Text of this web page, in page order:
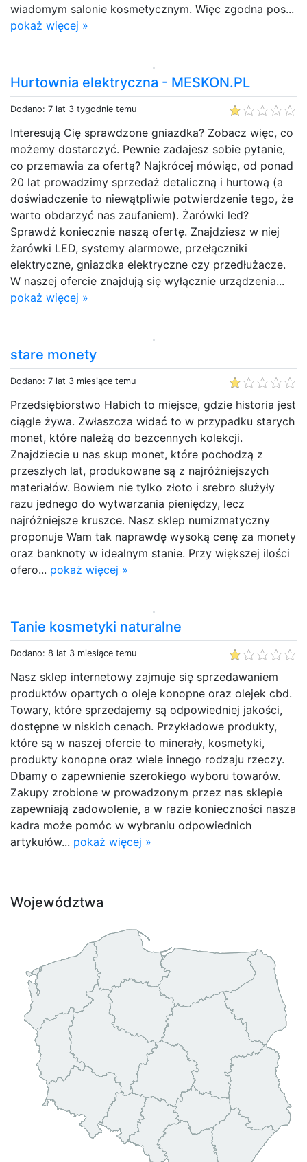
wiadomym salonie kosmetycznym. Więc zgodna pos...
pokaż więcej »
Hurtownia elektryczna - MESKON.PL
Dodano: 7 lat 3 tygodnie temu
Interesują Cię sprawdzone gniazdka? Zobacz więc, co
możemy dostarczyć. Pewnie zadajesz sobie pytanie,
co przemawia za ofertą? Najkrócej mówiąc, od ponad
20 lat prowadzimy sprzedaż detaliczną i hurtową (a
doświadczenie to niewątpliwie potwierdzenie tego, że
warto obdarzyć nas zaufaniem). Żarówki led?
Sprawdź koniecznie naszą ofertę. Znajdziesz w niej
żarówki LED, systemy alarmowe, przełączniki
elektryczne, gniazdka elektryczne czy przedłużacze.
W naszej ofercie znajdują się wyłącznie urządzenia...
pokaż więcej »
stare monety
Dodano: 7 lat 3 miesiące temu
Przedsiębiorstwo Habich to miejsce, gdzie historia jest
ciągle żywa. Zwłaszcza widać to w przypadku starych
monet, które należą do bezcennych kolekcji.
Znajdziecie u nas skup monet, które pochodzą z
przeszłych lat, produkowane są z najróżniejszych
materiałów. Bowiem nie tylko złoto i srebro służyły
razu jednego do wytwarzania pieniędzy, lecz
najróżniejsze kruszce. Nasz sklep numizmatyczny
proponuje Wam tak naprawdę wysoką cenę za monety
oraz banknoty w idealnym stanie. Przy większej ilości
ofero... pokaż więcej »
Tanie kosmetyki naturalne
Dodano: 8 lat 3 miesiące temu
Nasz sklep internetowy zajmuje się sprzedawaniem
produktów opartych o oleje konopne oraz olejek cbd.
Towary, które sprzedajemy są odpowiedniej jakości,
dostępne w niskich cenach. Przykładowe produkty,
które są w naszej ofercie to minerały, kosmetyki,
produkty konopne oraz wiele innego rodzaju rzeczy.
Dbamy o zapewnienie szerokiego wyboru towarów.
Zakupy zrobione w prowadzonym przez nas sklepie
zapewniają zadowolenie, a w razie konieczności nasza
kadra może pomóc w wybraniu odpowiednich
artykułów... pokaż więcej »
Województwa